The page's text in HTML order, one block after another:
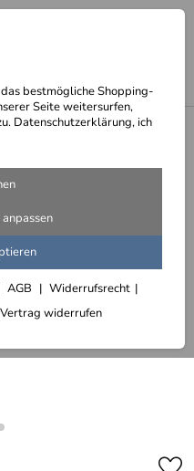
bestmögliche Shopping-
Seite weitersurfen,
Datenschutzerklärung, ich
AGB
Widerrufsrecht
Vertrag widerrufen
oder lackiert